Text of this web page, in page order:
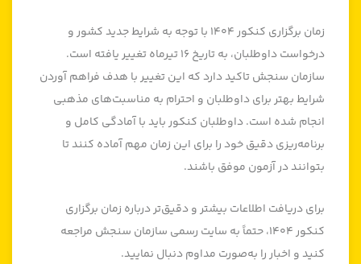
زمان برگزاری کنکور ۱۴۰۴ با توجه به شرایط جدید کشور و
درخواست داوطلبان، به تاریخ ۱۶ تیرماه تغییر یافته است.
سازمان سنجش تاکید دارد که این تغییر با هدف فراهم آوردن
شرایط بهتر برای داوطلبان و احترام به مناسبت‌های مذهبی
انجام شده است. داوطلبان کنکور باید با آمادگی کامل و
برنامه‌ریزی دقیق خود را برای این زمان مهم آماده کنند تا
بتوانند در آزمون موفق باشند.
برای دریافت اطلاعات بیشتر و دقیق‌تر درباره زمان برگزاری
کنکور ۱۴۰۴، حتماً به سایت رسمی سازمان سنجش مراجعه
کنید و اخبار را به‌صورت مداوم دنبال نمایید.